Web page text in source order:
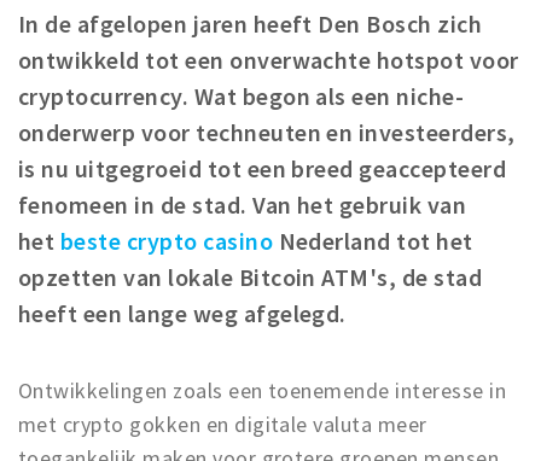
Winkelgebieden
Parkeren
Bezienswaardigheden
Musea, theaters & podia
Uitjes & activiteiten
Toeristische routes
Natuurgebieden
Baroniepoorten
Andere City Apps
In de afgelopen jaren heeft Den Bosch zich
ontwikkeld tot een onverwachte hotspot voor
cryptocurrency. Wat begon als een niche-
onderwerp voor techneuten en investeerders,
is nu uitgegroeid tot een breed geaccepteerd
fenomeen in de stad. Van het gebruik van
het beste crypto casino Nederland tot het
opzetten van lokale Bitcoin ATM's, de stad
heeft een lange weg afgelegd.
Ontwikkelingen zoals een toenemende interesse in
met crypto gokken en digitale valuta meer